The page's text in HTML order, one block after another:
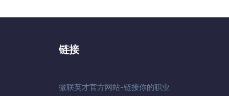
链接
微联英才官方网站-链接你的职业